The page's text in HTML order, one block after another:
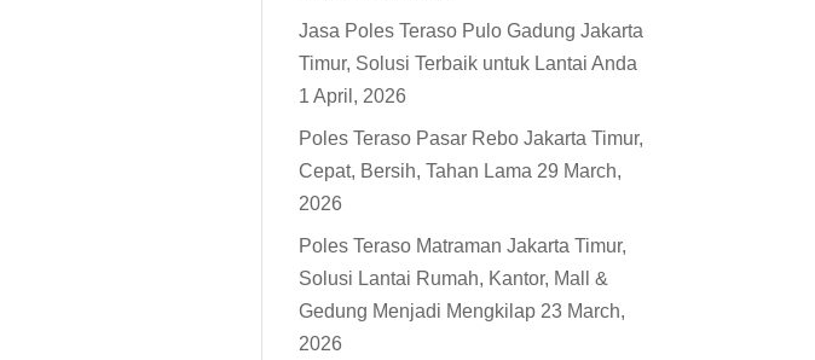
Jasa Poles Teraso Pulo Gadung Jakarta
Timur, Solusi Terbaik untuk Lantai Anda
1 April, 2026
Poles Teraso Pasar Rebo Jakarta Timur,
Cepat, Bersih, Tahan Lama 29 March,
2026
Poles Teraso Matraman Jakarta Timur,
Solusi Lantai Rumah, Kantor, Mall &
Gedung Menjadi Mengkilap 23 March,
2026